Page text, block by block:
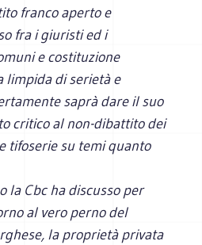
franco aperto e
fra i giuristi ed i
e costituzione
limpida di serietà e
saprà dare il suo
critico al non-dibattito dei
tifoserie su temi quanto
la Cbc ha discusso per
al vero perno del
la proprietà privata